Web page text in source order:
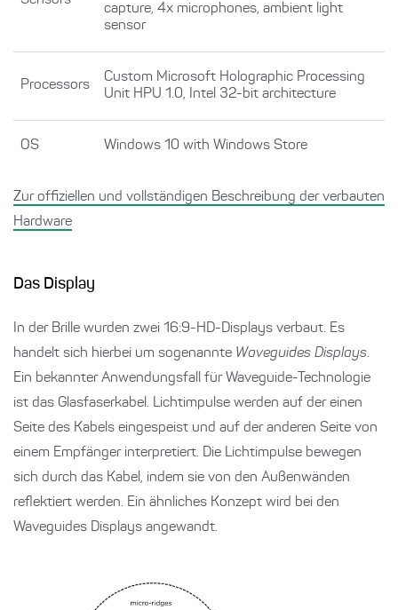
capture, 4x microphones, ambient light
sensor
Processors
Custom Microsoft Holographic Processing
Unit HPU 1.0, Intel 32-bit architecture
OS Windows 10 with Windows Store
Zur offiziellen und vollständigen Beschreibung der verbauten
Hardware
Das Display
In der Brille wurden zwei 16:9-HD-Displays verbaut. Es
handelt sich hierbei um sogenannte Waveguides Displays.
Ein bekannter Anwendungsfall für Waveguide-Technologie
ist das Glasfaserkabel. Lichtimpulse werden auf der einen
Seite des Kabels eingespeist und auf der anderen Seite von
einem Empfänger interpretiert. Die Lichtimpulse bewegen
sich durch das Kabel, indem sie von den Außenwänden
reflektiert werden. Ein ähnliches Konzept wird bei den
Waveguides Displays angewandt.